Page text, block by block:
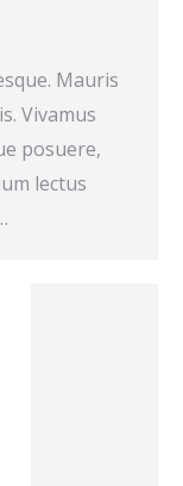
Mauris
Vivamus
posuere,
lectus